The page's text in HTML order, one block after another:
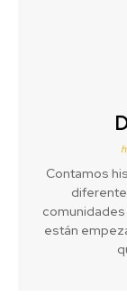
Contamos
están